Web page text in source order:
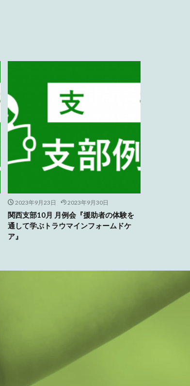
2023年9月23日 2023年9月30日
関西支部10月 月例会『援助者の体験を
通して学ぶトラウマインフォームドケ
ア』